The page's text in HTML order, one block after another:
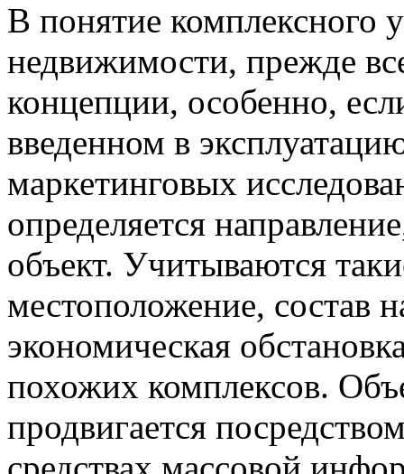
В понятие комплексного
недвижимости, прежде
концепции, особенно,
введенном в
маркетинговых
определяется
объект. Учитываются
местоположение, состав
экономическая
похожих комплексов.
продвигается